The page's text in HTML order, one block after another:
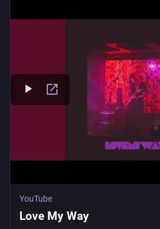
YouTube
Love My Way